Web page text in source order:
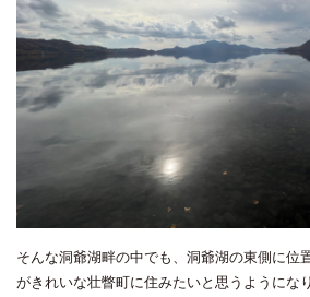
そんな洞爺湖畔の中でも、洞爺湖の東側に位
がきれいな壮瞥町に住みたいと思うようにな